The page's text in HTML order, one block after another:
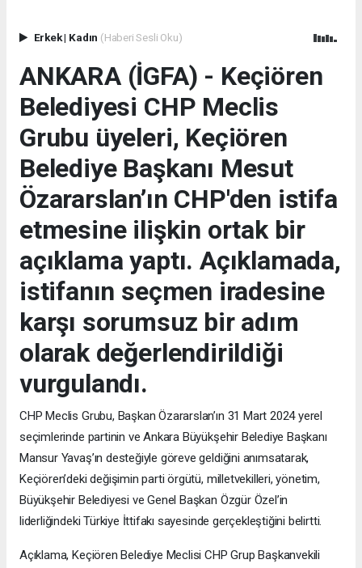
Erkek| Kadın (Haberi Sesli Oku)
ANKARA (İGFA) - Keçiören
Belediyesi CHP Meclis
Grubu üyeleri, Keçiören
Belediye Başkanı Mesut
Özararslan’ın CHP'den istifa
etmesine ilişkin ortak bir
açıklama yaptı. Açıklamada,
istifanın seçmen iradesine
karşı sorumsuz bir adım
olarak değerlendirildiği
vurgulandı.
CHP Meclis Grubu, Başkan Özararslan’ın 31 Mart 2024 yerel
seçimlerinde partinin ve Ankara Büyükşehir Belediye Başkanı
Mansur Yavaş’ın desteğiyle göreve geldiğini anımsatarak,
Keçiören’deki değişimin parti örgütü, milletvekilleri, yönetim,
Büyükşehir Belediyesi ve Genel Başkan Özgür Özel’in
liderliğindeki Türkiye İttifakı sayesinde gerçekleştiğini belirtti.
Açıklama, Keçiören Belediye Meclisi CHP Grup Başkanvekili